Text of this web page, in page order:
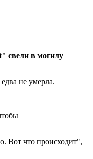
свели в могилу
не умерла.
Вот что происходит",